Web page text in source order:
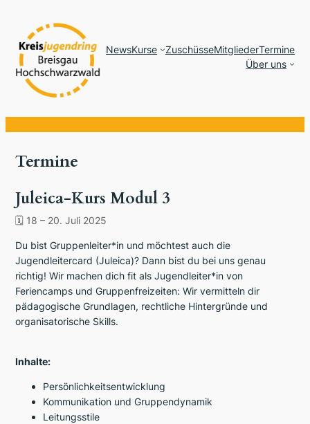
NewsKurse ZuschüsseMitgliederTermine
Über uns
Termine
Juleica-Kurs Modul 3
🗓 18 – 20. Juli 2025
Du bist Gruppenleiter*in und möchtest auch die
Jugendleitercard (Juleica)? Dann bist du bei uns genau
richtig! Wir machen dich fit als Jugendleiter*in von
Feriencamps und Gruppenfreizeiten: Wir vermitteln dir
pädagogische Grundlagen, rechtliche Hintergründe und
organisatorische Skills.
Inhalte:
Persönlichkeitsentwicklung
Kommunikation und Gruppendynamik
Leitungsstile